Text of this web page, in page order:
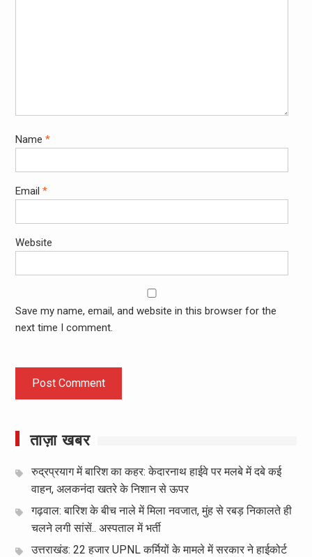
Name *
Email *
Website
Save my name, email, and website in this browser for the
next time I comment.
ताज़ा खबर
रुद्रप्रयाग में बारिश का कहर: केदारनाथ हाईवे पर मलबे में दबे कई
वाहन, अलकनंदा खतरे के निशान से ऊपर
गढ़वाल: बारिश के बीच नाले में मिला नवजात, मुंह से रबड़ निकालते ही
चलने लगी सांसें.. अस्पताल में भर्ती
उत्तराखंड: 22 हजार UPNL कर्मियों के मामले में सरकार ने हाईकोर्ट